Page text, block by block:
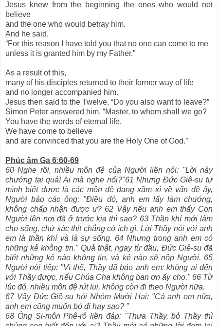
Jesus knew from the beginning the ones who would not
believe
and the one who would betray him.
And he said,
“For this reason I have told you that no one can come to me
unless it is granted him by my Father.”
As a result of this,
many of his disciples returned to their former way of life
and no longer accompanied him.
Jesus then said to the Twelve, “Do you also want to leave?”
Simon Peter answered him, “Master, to whom shall we go?
You have the words of eternal life.
We have come to believe
and are convinced that you are the Holy One of God.”
Phúc âm Ga 6:60-69
60 Nghe rồi, nhiều môn đệ của Người liền nói: "Lời này
chướng tai quá! Ai mà nghe nổi?"61 Nhưng Đức Giê-su tự
mình biết được là các môn đệ đang xầm xì về vấn đề ấy,
Người bảo các ông: "Điều đó, anh em lấy làm chướng,
không chấp nhận được ư? 62 Vậy nếu anh em thấy Con
Người lên nơi đã ở trước kia thì sao? 63 Thần khí mới làm
cho sống, chứ xác thịt chẳng có ích gì. Lời Thầy nói với anh
em là thần khí và là sự sống. 64 Nhưng trong anh em có
những kẻ không tin." Quả thật, ngay từ đầu, Đức Giê-su đã
biết những kẻ nào không tin, và kẻ nào sẽ nộp Người. 65
Người nói tiếp: "Vì thế, Thầy đã bảo anh em: không ai đến
với Thầy được, nếu Chúa Cha không ban ơn ấy cho." 66 Từ
lúc đó, nhiều môn đệ rút lui, không còn đi theo Người nữa.
67 Vậy Đức Giê-su hỏi Nhóm Mười Hai: "Cả anh em nữa,
anh em cũng muốn bỏ đi hay sao? "
68 Ông Si-môn Phê-rô liền đáp: "Thưa Thầy, bỏ Thầy thì